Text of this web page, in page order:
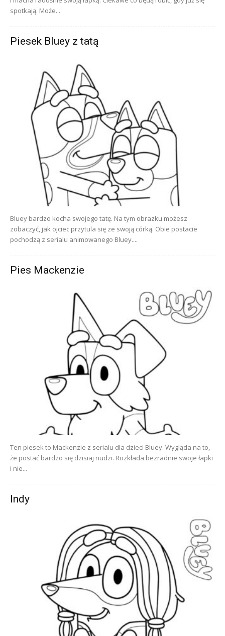
spotkają. Może...
Piesek Bluey z tatą
Bluey bardzo kocha swojego tatę. Na tym obrazku możesz
zobaczyć, jak ojciec przytula się ze swoją córką. Obie postacie
pochodzą z serialu animowanego Bluey....
Pies Mackenzie
Ten piesek to Mackenzie z serialu dla dzieci Bluey. Wygląda na to,
że postać bardzo się dzisiaj nudzi. Rozkłada bezradnie swoje łapki
i nie...
Indy